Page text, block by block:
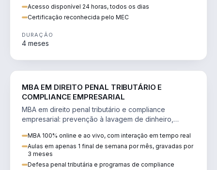
Acesso disponível 24 horas, todos os dias
Certificação reconhecida pelo MEC
DURAÇÃO
4 meses
MBA EM DIREITO PENAL TRIBUTÁRIO E
COMPLIANCE EMPRESARIAL
MBA em direito penal tributário e compliance
empresarial: prevenção à lavagem de dinheiro,
MBA 100% online e ao vivo, com interação em tempo real
Aulas em apenas 1 final de semana por mês, gravadas por
3 meses
Defesa penal tributária e programas de compliance